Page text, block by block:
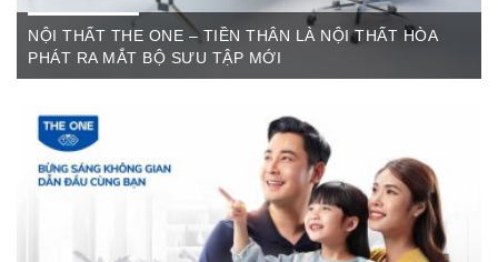
NỘI THẤT THE ONE – TIỀN THÂN LÀ NỘI THẤT HÒA
PHÁT RA MẮT BỘ SƯU TẬP MỚI
The One Cần Thơ Thông báo về việc thay đổi thương hiệu Nội
Thất Hòa Phát Ngày ...